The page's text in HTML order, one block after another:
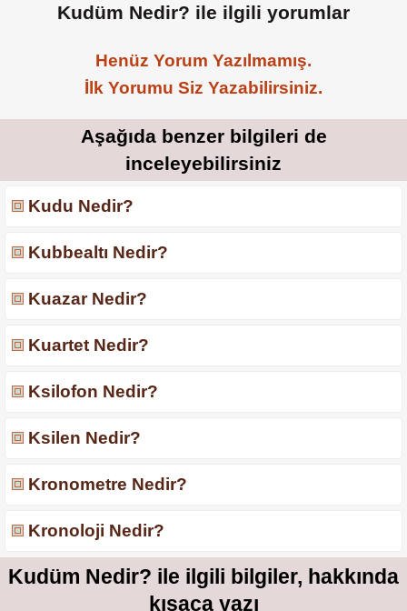
Kudüm Nedir? ile ilgili yorumlar
Henüz Yorum Yazılmamış.
İlk Yorumu Siz Yazabilirsiniz.
Aşağıda benzer bilgileri de
inceleyebilirsiniz
Kudu Nedir?
Kubbealtı Nedir?
Kuazar Nedir?
Kuartet Nedir?
Ksilofon Nedir?
Ksilen Nedir?
Kronometre Nedir?
Kronoloji Nedir?
Kudüm Nedir? ile ilgili bilgiler, hakkında
kısaca yazı